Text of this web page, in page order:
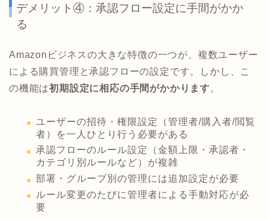
デメリット④：承認フロー設定に手間がかか
る
Amazonビジネスの大きな特徴の一つが、複数ユーザー
による購買管理と承認フローの設定です。しかし、こ
の機能は初期設定に相応の手間がかかります。
ユーザーの招待・権限設定（管理者/購入者/閲覧
者）を一人ひとり行う必要がある
承認フローのルール設定（金額上限・承認者・
カテゴリ別ルールなど）が複雑
部署・グループ別の管理には追加設定が必要
ルール変更のたびに管理者による手動対応が必
要